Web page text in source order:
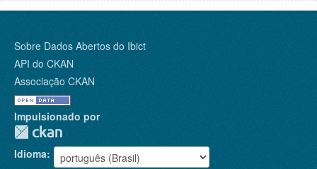
Sobre Dados Abertos do Ibict
API do CKAN
Associação CKAN
Impulsionado por
Idioma